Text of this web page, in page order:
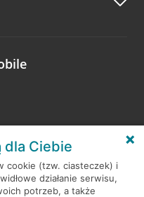
opinią o wizycie.
dla Ciebie
cookie (tzw. ciasteczek) i
działanie serwisu,
potrzeb, a także